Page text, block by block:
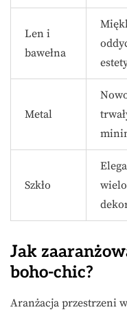
Len i
bawełna
Metal
Szkło
Jak
boho-chic?
Aranżacja przestrzeni